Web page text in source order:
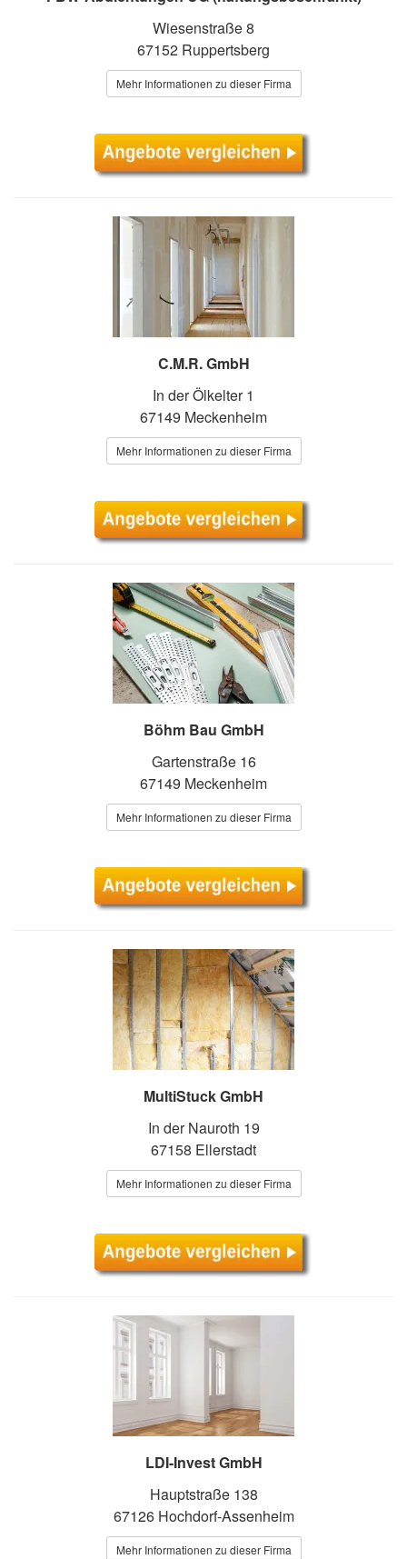
Wiesenstraße 8
67152 Ruppertsberg
Mehr Informationen zu dieser Firma
C.M.R. GmbH
In der Ölkelter 1
67149 Meckenheim
Mehr Informationen zu dieser Firma
Böhm Bau GmbH
Gartenstraße 16
67149 Meckenheim
Mehr Informationen zu dieser Firma
MultiStuck GmbH
In der Nauroth 19
67158 Ellerstadt
Mehr Informationen zu dieser Firma
LDI-Invest GmbH
Hauptstraße 138
67126 Hochdorf-Assenheim
Mehr Informationen zu dieser Firma